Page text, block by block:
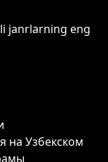
janrlarning eng
на Узбекском